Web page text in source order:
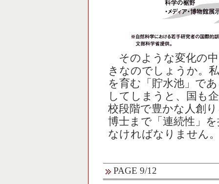
そのような変化の
きなのでしょうか。
を育む「貯水池」で
してしまうと、国も
校段階で豊かな人創
博士まで「連続性」
なければなりません
PAGE 9/12